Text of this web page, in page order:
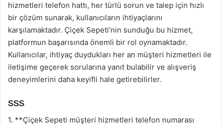
hizmetleri telefon hattı, her türlü sorun ve talep için hızlı
bir çözüm sunarak, kullanıcıların ihtiyaçlarını
karşılamaktadır. Çiçek Sepeti’nin sunduğu bu hizmet,
platformun başarısında önemli bir rol oynamaktadır.
Kullanıcılar, ihtiyaç duydukları her an müşteri hizmetleri ile
iletişime geçerek sorularına yanıt bulabilir ve alışveriş
deneyimlerini daha keyifli hale getirebilirler.
SSS
1. **Çiçek Sepeti müşteri hizmetleri telefon numarası